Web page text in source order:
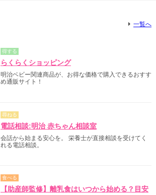
一覧へ
得する
らくらくショッピング
明治ベビー関連商品が、お得な価格で購入できるおすす
め通販サイト！
尋ねる
電話相談:明治 赤ちゃん相談室
会話から始まる安心を。 栄養士が直接相談を受けてく
れる電話相談。
食べる
【助産師監修】離乳食はいつから始める？目安